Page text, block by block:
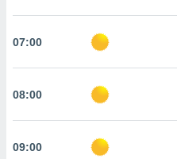
et
des
ET
07:00
08:00
09:00